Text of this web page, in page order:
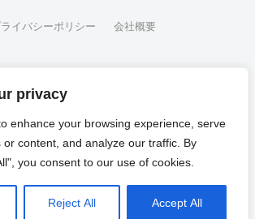
privacy
enhance your browsing experience, serve
or content, and analyze our traffic. By
you consent to our use of cookies.
Reject All Accept All
イバシーポリシー 会社概要
© 2026 Flex Fleet Co., Ltd.
Powered by
WordPress
Powered by
BusinessPress